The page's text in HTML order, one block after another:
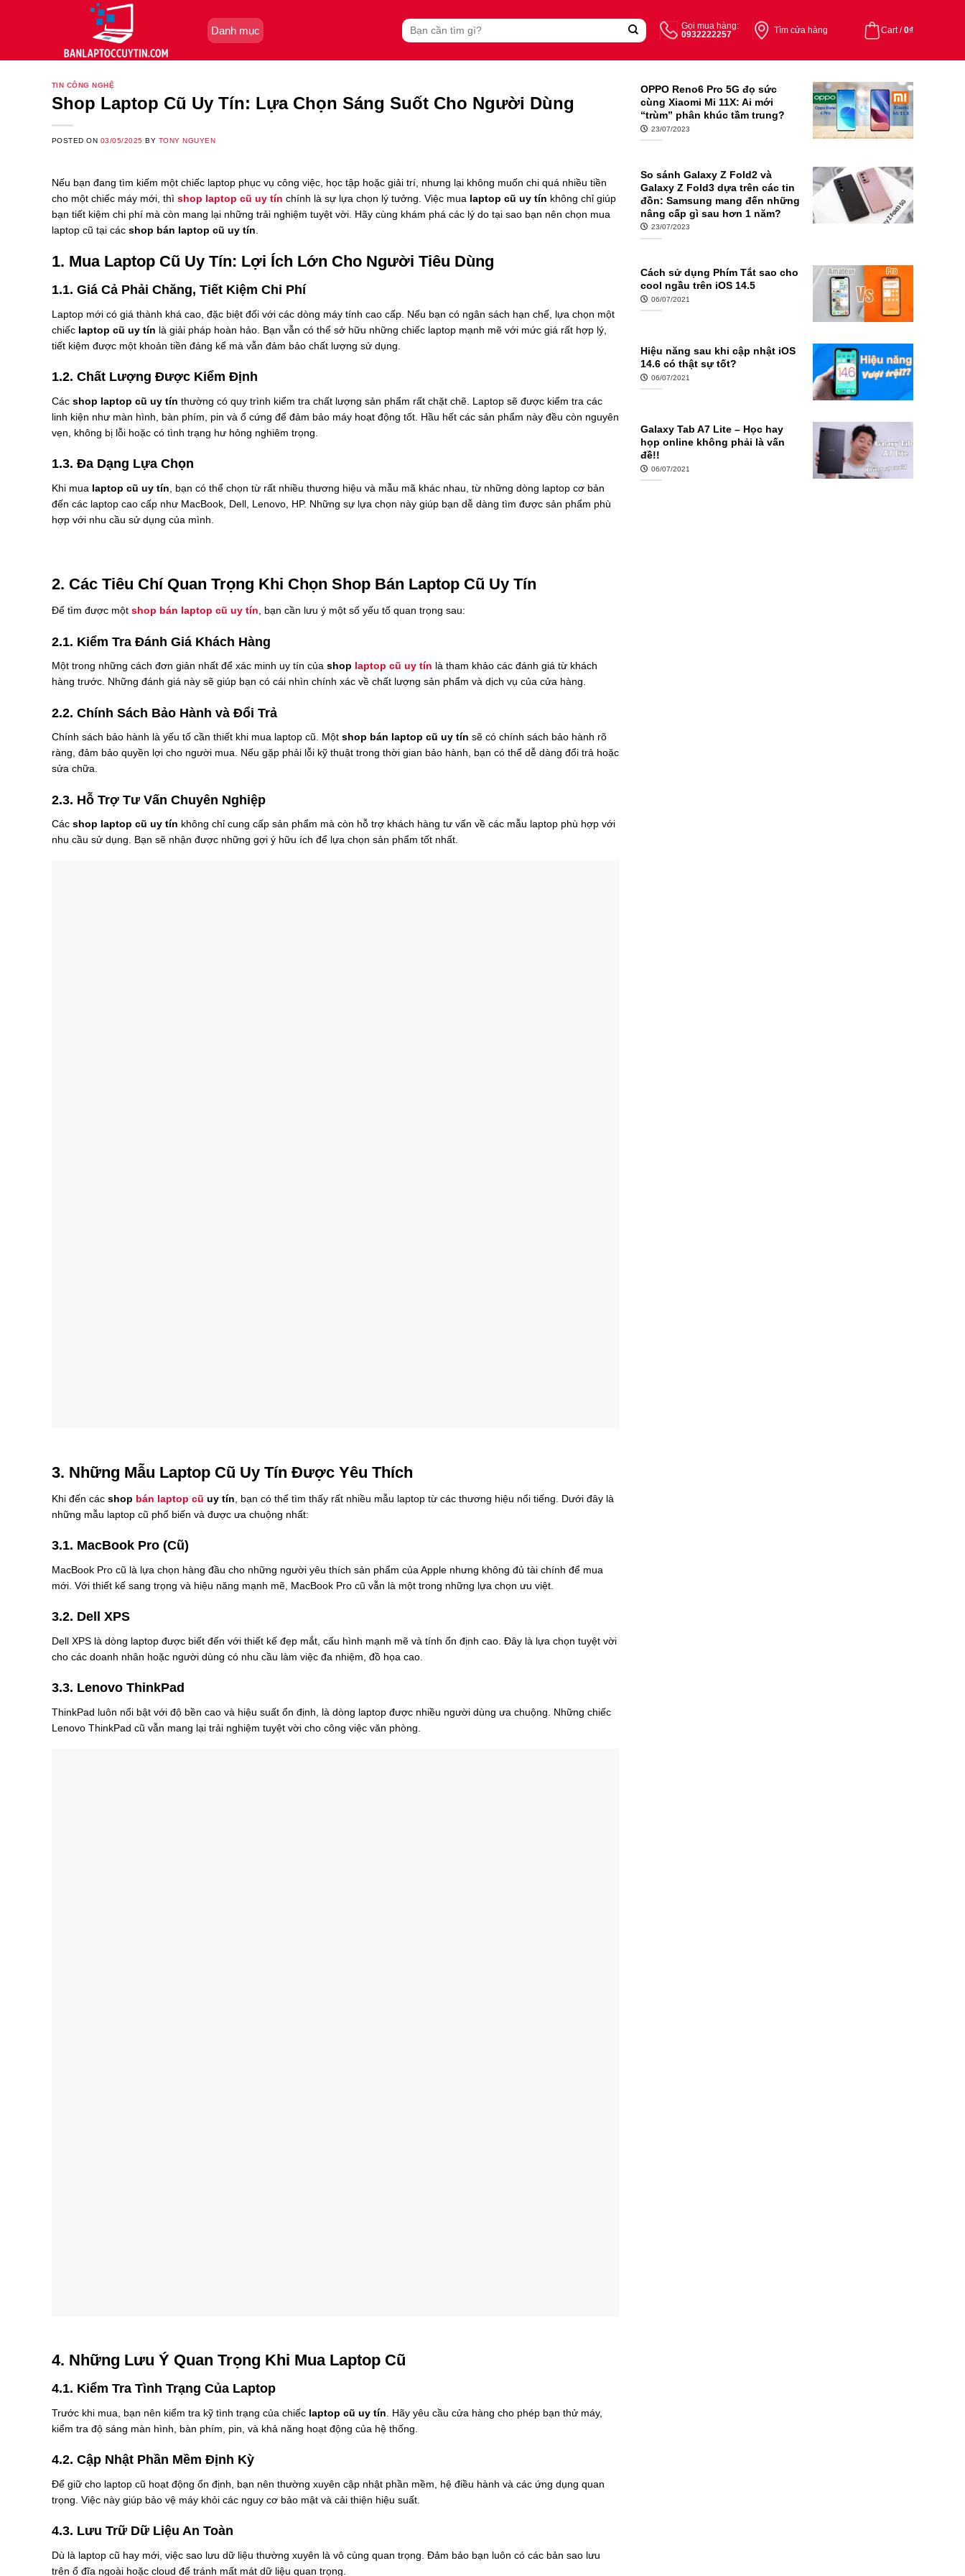
Danh mục
Search
for:
Gọi mua hàng:
0932222257
Tìm cửa hàng Cart /0₫
TIN CÔNG NGHỆ
Shop Laptop Cũ Uy Tín: Lựa Chọn Sáng Suốt Cho Người Dùng
POSTED ON 03/05/2025 BY TONY NGUYEN
Nếu bạn đang tìm kiếm một chiếc laptop phục vụ công việc, học tập hoặc giải trí, nhưng lại không muốn chi quá nhiều tiền
cho một chiếc máy mới, thì shop laptop cũ uy tín chính là sự lựa chọn lý tưởng. Việc mua laptop cũ uy tín không chỉ giúp
bạn tiết kiệm chi phí mà còn mang lại những trải nghiệm tuyệt vời. Hãy cùng khám phá các lý do tại sao bạn nên chọn mua
laptop cũ tại các shop bán laptop cũ uy tín
1. Mua Laptop Cũ Uy Tín: Lợi Ích Lớn Cho Người Tiêu Dùng
1.1. Giá Cả Phải Chăng, Tiết Kiệm Chi Phí
Laptop mới có giá thành khá cao, đặc biệt đối với các dòng máy tính cao cấp. Nếu bạn có ngân sách hạn chế, lựa chọn một
chiếc laptop cũ uy tín là giải pháp hoàn hảo. Bạn vẫn có thể sở hữu những chiếc laptop mạnh mẽ với mức giá rất hợp lý,
tiết kiệm được một khoản tiền đáng kể mà vẫn đảm bảo chất lượng sử dụng.
1.2. Chất Lượng Được Kiểm Định
Các shop laptop cũ uy tín thường có quy trình kiểm tra chất lượng sản phẩm rất chặt chẽ. Laptop sẽ được kiểm tra các
linh kiện như màn hình, bàn phím, pin và ổ cứng để đảm bảo máy hoạt động tốt. Hầu hết các sản phẩm này đều còn nguyên
vẹn, không bị lỗi hoặc có tình trạng hư hỏng nghiêm trọng.
1.3. Đa Dạng Lựa Chọn
Khi mua laptop cũ uy tín , bạn có thể chọn từ rất nhiều thương hiệu và mẫu mã khác nhau, từ những dòng laptop cơ bản
đến các laptop cao cấp như MacBook, Dell, Lenovo, HP. Những sự lựa chọn này giúp bạn dễ dàng tìm được sản phẩm phù
hợp với nhu cầu sử dụng của mình.
2. Các Tiêu Chí Quan Trọng Khi Chọn Shop Bán Laptop Cũ Uy Tín
Để tìm được một shop bán laptop cũ uy tín, bạn cần lưu ý một số yếu tố quan trọng sau:
2.1. Kiểm Tra Đánh Giá Khách Hàng
Một trong những cách đơn giản nhất để xác minh uy tín của shop laptop cũ uy tín là tham khảo các đánh giá từ khách
hàng trước. Những đánh giá này sẽ giúp bạn có cái nhìn chính xác về chất lượng sản phẩm và dịch vụ của cửa hàng.
2.2. Chính Sách Bảo Hành và Đổi Trả
Chính sách bảo hành là yếu tố cần thiết khi mua laptop cũ. Một shop bán laptop cũ uy tín sẽ có chính sách bảo hành rõ
ràng, đảm bảo quyền lợi cho người mua. Nếu gặp phải lỗi kỹ thuật trong thời gian bảo hành, bạn có thể dễ dàng đổi trả hoặc
sửa chữa.
2.3. Hỗ Trợ Tư Vấn Chuyên Nghiệp
Các shop laptop cũ uy tín không chỉ cung cấp sản phẩm mà còn hỗ trợ khách hàng tư vấn về các mẫu laptop phù hợp với
nhu cầu sử dụng. Bạn sẽ nhận được những gợi ý hữu ích để lựa chọn sản phẩm tốt nhất.
3. Những Mẫu Laptop Cũ Uy Tín Được Yêu Thích
Khi đến các shop bán laptop cũ uy tín , bạn có thể tìm thấy rất nhiều mẫu laptop từ các thương hiệu nổi tiếng. Dưới đây là
những mẫu laptop cũ phổ biến và được ưa chuộng nhất:
3.1. MacBook Pro (Cũ)
MacBook Pro cũ là lựa chọn hàng đầu cho những người yêu thích sản phẩm của Apple nhưng không đủ tài chính để mua
mới. Với thiết kế sang trọng và hiệu năng mạnh mẽ, MacBook Pro cũ vẫn là một trong những lựa chọn ưu việt.
3.2. Dell XPS
Dell XPS là dòng laptop được biết đến với thiết kế đẹp mắt, cấu hình mạnh mẽ và tính ổn định cao. Đây là lựa chọn tuyệt vời
cho các doanh nhân hoặc người dùng có nhu cầu làm việc đa nhiệm, đồ họa cao.
3.3. Lenovo ThinkPad
ThinkPad luôn nổi bật với độ bền cao và hiệu suất ổn định, là dòng laptop được nhiều người dùng ưa chuộng. Những chiếc
Lenovo ThinkPad cũ vẫn mang lại trải nghiệm tuyệt vời cho công việc văn phòng.
4. Những Lưu Ý Quan Trọng Khi Mua Laptop Cũ
4.1. Kiểm Tra Tình Trạng Của Laptop
Trước khi mua, bạn nên kiểm tra kỹ tình trạng của chiếc laptop cũ uy tín . Hãy yêu cầu cửa hàng cho phép bạn thử máy,
kiểm tra độ sáng màn hình, bàn phím, pin, và khả năng hoạt động của hệ thống.
4.2. Cập Nhật Phần Mềm Định Kỳ
Để giữ cho laptop cũ hoạt động ổn định, bạn nên thường xuyên cập nhật phần mềm, hệ điều hành và các ứng dụng quan
trọng. Việc này giúp bảo vệ máy khỏi các nguy cơ bảo mật và cải thiện hiệu suất.
4.3. Lưu Trữ Dữ Liệu An Toàn
Dù là laptop cũ hay mới, việc sao lưu dữ liệu thường xuyên là vô cùng quan trọng. Đảm bảo bạn luôn có các bản sao lưu
trên ổ đĩa ngoài hoặc cloud để tránh mất mát dữ liệu quan trọng.
OPPO Reno6 Pro 5G đọ sức
cùng Xiaomi Mi 11X: Ai mới
“trùm” phân khúc tầm trung?
23/07/2023
So sánh Galaxy Z Fold2 và
Galaxy Z Fold3 dựa trên các tin
đồn: Samsung mang đến những
nâng cấp gì sau hơn 1 năm?
23/07/2023
Cách sử dụng Phím Tắt sao cho
cool ngầu trên iOS 14.5
06/07/2021
Hiệu năng sau khi cập nhật iOS
14.6 có thật sự tốt?
06/07/2021
Galaxy Tab A7 Lite – Học hay
họp online không phải là vấn
đề!!
06/07/2021